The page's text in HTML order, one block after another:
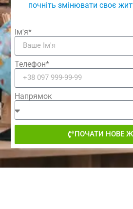
почніть змінювати своє
Ім'я*
Телефон*
Напрямок
ПОЧАТИ НОВЕ